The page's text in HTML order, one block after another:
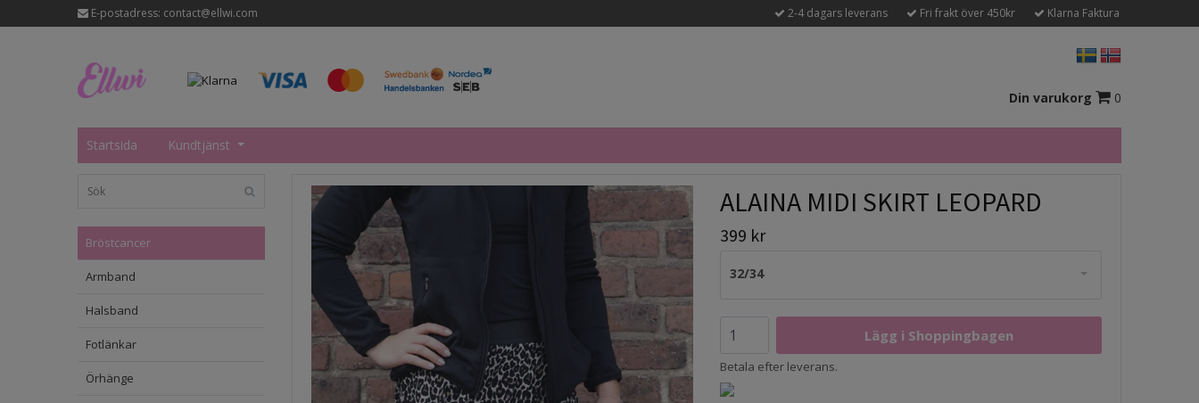
E-postadress: contact@ellwi.com 2-4 dagars leverans Fri frakt över 450kr Klarna Faktura
Din varukorg 0
Startsida Kundtjänst
Bröstcancer
Armband
Halsband
Fotlänkar
Örhänge
ALAINA MIDI SKIRT LEOPARD
399 kr
32/34
Betala efter leverans.